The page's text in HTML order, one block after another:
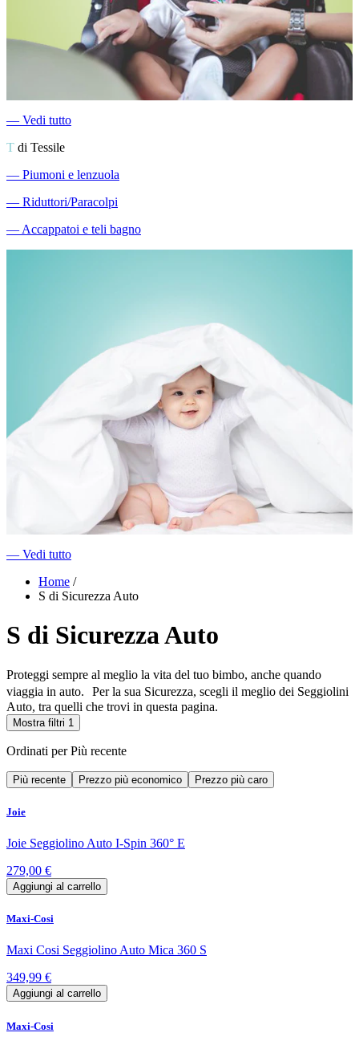
― Vedi tutto
T di Tessile
― Piumoni e lenzuola
― Riduttori/Paracolpi
―Accappatoi e teli bagno
― Vedi tutto
Home /
S di Sicurezza Auto
S di Sicurezza Auto
Proteggi sempre al meglio la vita del tuo bimbo, anche quando
viaggia in auto. Per la sua Sicurezza, scegli il meglio dei Seggiolini
Auto, tra quelli che trovi in questa pagina.
Mostra filtri 1
Ordinati perPiù recente
Più recente Prezzo più economico Prezzo più caro
Joie
Joie Seggiolino Auto I-Spin 360° E
279,00 €
Aggiungi al carrello
Maxi-Cosi
Maxi Cosi Seggiolino Auto Mica 360 S
349,99 €
Aggiungi al carrello
Maxi-Cosi